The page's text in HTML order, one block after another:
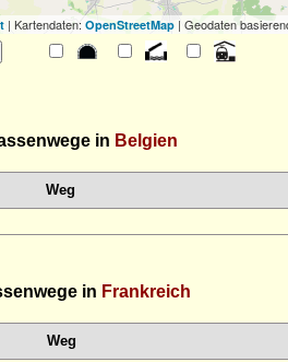
| Kartendaten: OpenStreetMap| Geodaten
in Belgien
Weg
in Frankreich
Weg